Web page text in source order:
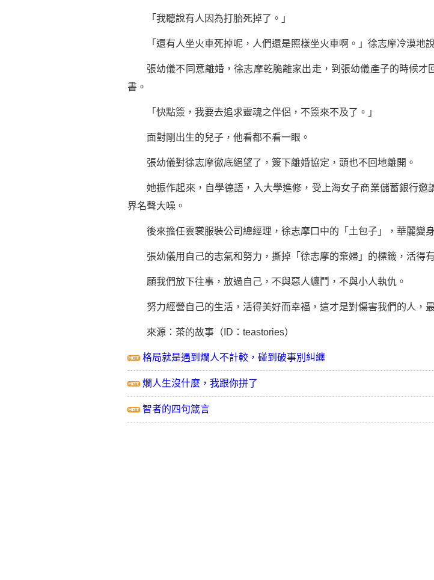
「我聽說有人因為打胎死掉了。」
「還有人坐火車死掉呢，人們還是照樣坐火車啊。」徐志摩冷漠地說
張幼儀不同意離婚，徐志摩乾脆離家出走，到張幼儀產子的時候才
書。
「快點簽，我要去追求靈魂之伴侶，不簽來不及了。」
面對剛出生的兒子，他看都不看一眼。
張幼儀對徐志摩徹底絕望了，簽下離婚協定，頭也不回地離開。
她振作起來，自學德語，入大學進修，受上海女子商業儲蓄銀行邀
界名聲大噪。
後來擔任雲裳服裝公司總經理，徐志摩口中的「土包子」，華麗變身
張幼儀用自己的志氣和努力，撕掉「徐志摩的棄婦」的標籤，活得
願我們放下往事，放過自己，不與惡人纏鬥，不與小人執仇。
努力經營自己的生活，活得美好而幸福，這才是對傷害我們的人，最
來源：茶的故事（ID：teastories）
格局就是遇到爛人不計較，碰到破事別糾纏
爛人生沒什麼，我跟你拼了
智者的四句箴言